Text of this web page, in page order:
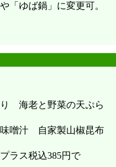
「ゆば鍋」に変更可。
り 海老と野菜の天ぷら
噌汁 自家製山椒昆布
ラス税込385円で